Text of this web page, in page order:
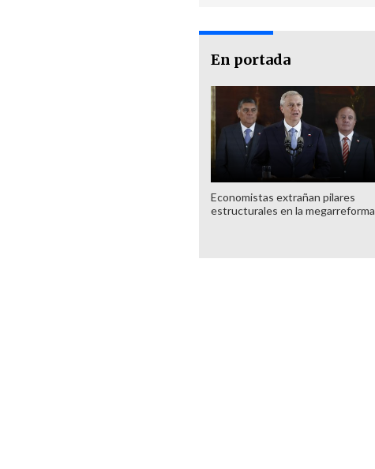
En portada
Economistas extrañan pilares
estructurales en la megarreforma